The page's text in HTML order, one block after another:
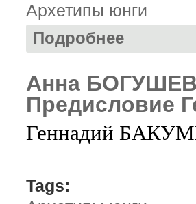
Архетипы юнги
Подробнее
Анна
Предисловие
Геннадий
Tags: